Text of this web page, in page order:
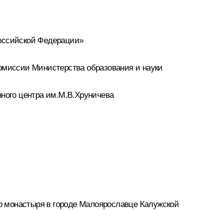
Федерации»
Министерства образования и науки
центра им.М.В.Хруничева
в городе Малоярославце Калужской